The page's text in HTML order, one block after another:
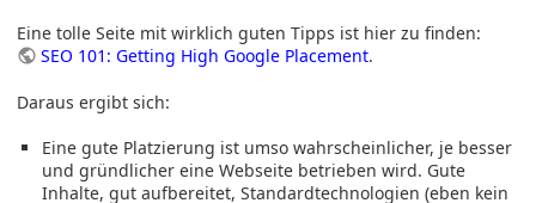
Eine tolle Seite mit wirklich guten Tipps ist hier zu finden:
SEO 101: Getting High Google Placement.
Daraus ergibt sich:
Eine gute Platzierung ist umso wahrscheinlicher, je besser
und gründlicher eine Webseite betrieben wird. Gute
Inhalte, gut aufbereitet, Standardtechnologien (eben kein